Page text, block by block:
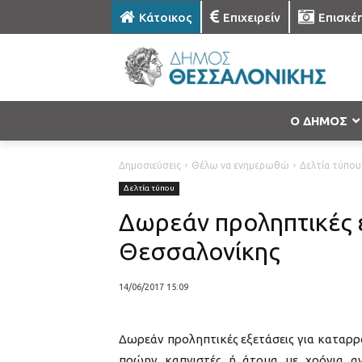
Κάτοικος Επιχειρείν
Ο ΔΗΜΟΣ
Δημοσιεύσεις Θέλω να ενημερωθώ Δελτία τύπου
Δελτία τύπου
Δωρεάν προληπτικές
Θεσσαλονίκης
14/06/2017 15:09
Δωρεάν προληπτικές εξετάσεις για